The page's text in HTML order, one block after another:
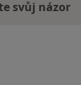
svůj názor